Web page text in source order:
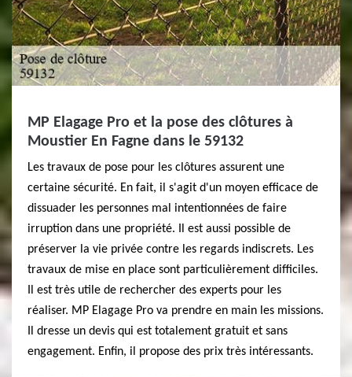
MP Elagage Pro et la pose des clôtures à
Moustier En Fagne dans le 59132
Les travaux de pose pour les clôtures assurent une
certaine sécurité. En fait, il s'agit d'un moyen efficace de
dissuader les personnes mal intentionnées de faire
irruption dans une propriété. Il est aussi possible de
préserver la vie privée contre les regards indiscrets. Les
travaux de mise en place sont particulièrement difficiles.
Il est très utile de rechercher des experts pour les
réaliser. MP Elagage Pro va prendre en main les missions.
Il dresse un devis qui est totalement gratuit et sans
engagement. Enfin, il propose des prix très intéressants.